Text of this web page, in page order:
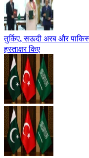
तुर्किए, सऊदी अरब और
हस्ताक्षर किए